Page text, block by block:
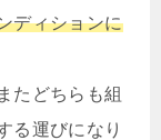
ディションに
たどちらも組
る運びになり